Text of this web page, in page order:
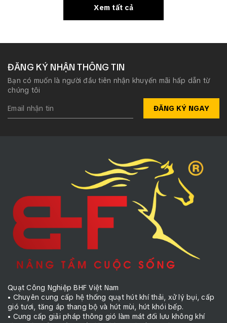
Xem tất cả
ĐĂNG KÝ NHẬN THÔNG TIN
Bạn có muốn là người đầu tiên nhận khuyến mãi hấp dẫn từ
chúng tôi
ĐĂNG KÝ NGAY
Quạt Công Nghiệp BHF Việt Nam
• Chuyên cung cấp hệ thống quạt hút khí thải, xử lý bụi, cấp
gió tươi, tăng áp thang bộ và hút mùi, hút khói bếp.
• Cung cấp giải pháp thông gió làm mát đối lưu không khí